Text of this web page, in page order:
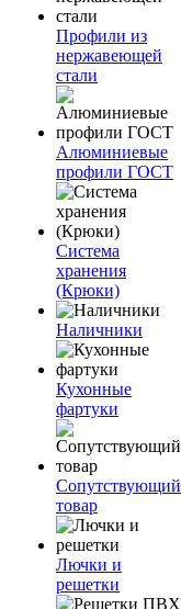
Профили из
нержавеющей
стали
Алюминиевые
профили ГОСТ
Система
хранения
(Крюки)
Наличники
Кухонные
фартуки
Сопутствующий
товар
Лючки и
решетки